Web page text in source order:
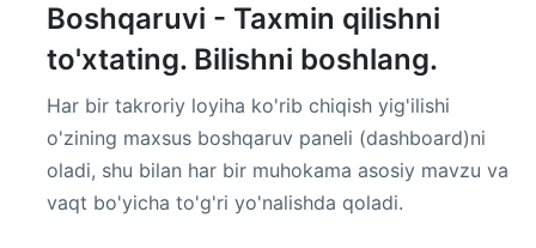
Boshqaruvi - Taxmin qilishni
to'xtating. Bilishni boshlang.
Har bir takroriy loyiha ko'rib chiqish yig'ilishi
o'zining maxsus boshqaruv paneli (dashboard)ni
oladi, shu bilan har bir muhokama asosiy mavzu va
vaqt bo'yicha to'g'ri yo'nalishda qoladi.